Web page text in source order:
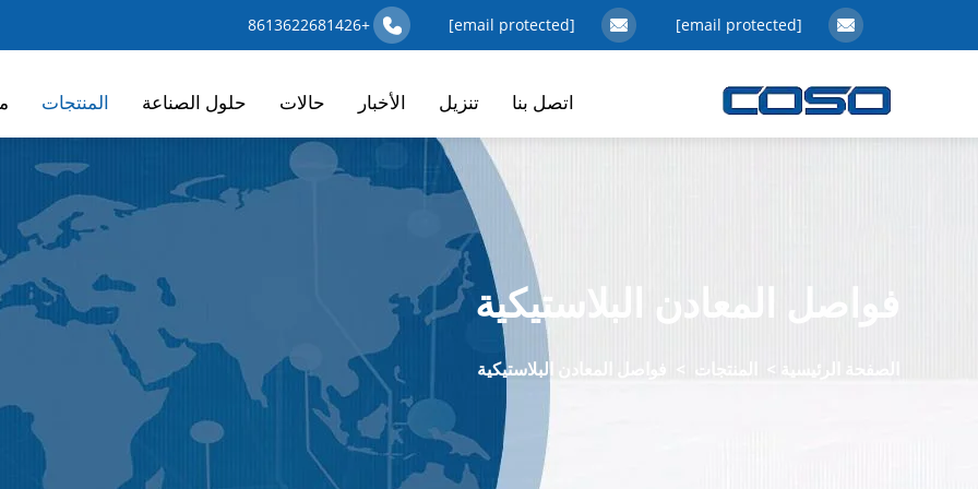
[email protected]
[email protected]
+8613622681426
المنتجات حلول الصناعة حالات الأخبار تنزيل اتصل بنا
فواصل المعادن البلاستيكية
المنتجات فواصل المعادن البلاستيكية